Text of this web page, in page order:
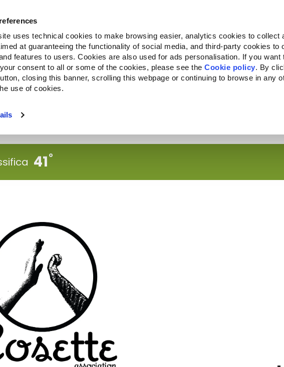
uses technical cookies to make browsing easier, analytics cookies to collect
at guaranteeing the functionality of social media, and third-party cookies to
features to users. Cookies are also used for ads personalisation. If you want
consent to all or some of the cookies, please see theCookie policy. By
closing this banner, scrolling this webpage or continuing to browse in any
use of cookies.
Prodotti Companion for Life Bando Companion for Life Chi
content specific to your location.
41